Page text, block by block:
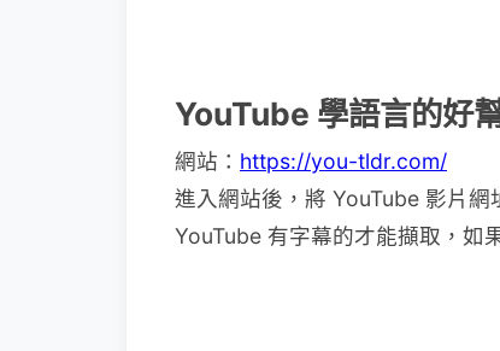
YouTube 學語言的好
網站： https://you-tldr.com/
進入網站後，將 YouTube 影片
YouTube 有字幕的才能擷取，如